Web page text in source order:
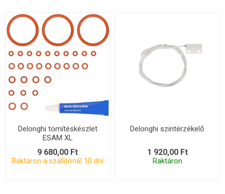
Delonghi tömítéskészlet
ESAM XL
9 680,00 Ft
Raktáron a szállítónál 10 dní
Delonghi szintérzékelő
1 920,00 Ft
Raktáron